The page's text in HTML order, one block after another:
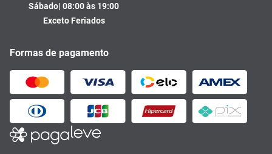
Sábado| 08:00 às 19:00
Exceto Feriados
Formas de pagamento